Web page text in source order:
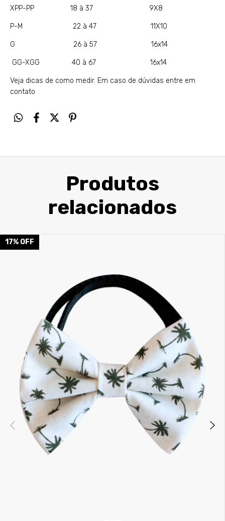
XPP-PP 18 à 37 9X8
P-M 22 à 47 11X10
G 26 à 57 16x14
GG-XGG 40 à 67 16x14
Veja dicas de como medir. Em caso de dúvidas entre em
contato
Produtos
relacionados
17% OFF